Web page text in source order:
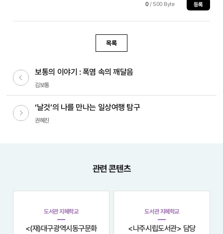
0 / 500 Byte 등록
목록
이전글
보통의 이야기 : 폭염 속의 깨달음
김보통
다음글
‘날것’의 나를 만나는 일상여행 탐구
권혜진
관련 콘텐츠
도서관 지혜학교
<(재)대구광역시동구문화
도서관 지혜학교
<나주시립도서관> 담당